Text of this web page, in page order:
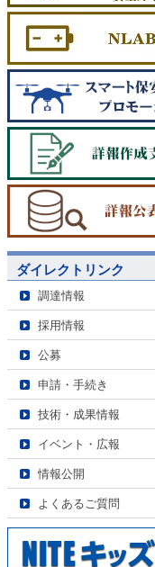
ダイレクトリンク
調達情報
採用情報
公募
申請・手続き
技術・成果情報
イベント・広報
情報公開
よくあるご質問